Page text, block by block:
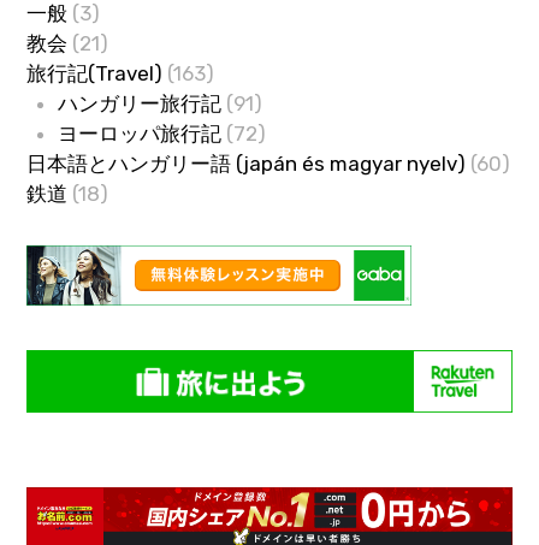
一般 (3)
教会 (21)
旅行記(Travel) (163)
ハンガリー旅行記(91)
ヨーロッパ旅行記(72)
日本語とハンガリー語 (japán és magyar nyelv) (60)
鉄道 (18)